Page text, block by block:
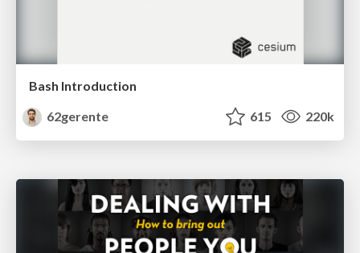
Bash Introduction
62gerente
615 220k